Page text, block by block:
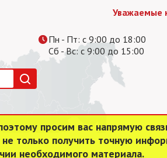
Уважаемые
Пн - Пт: с 9:00 до 18:00
Сб - Вс: с 9:00 до 15:00
просим вас напрямую
только получить точную
необходимого материала.